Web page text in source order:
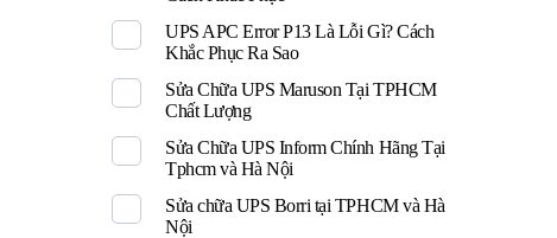
UPS APC Error P13 Là Lỗi Gì? Cách
Khắc Phục Ra Sao
Sửa Chữa UPS Maruson Tại TPHCM
Chất Lượng
Sửa Chữa UPS Inform Chính Hãng Tại
Tphcm và Hà Nội
Sửa chữa UPS Borri tại TPHCM và Hà
Nội